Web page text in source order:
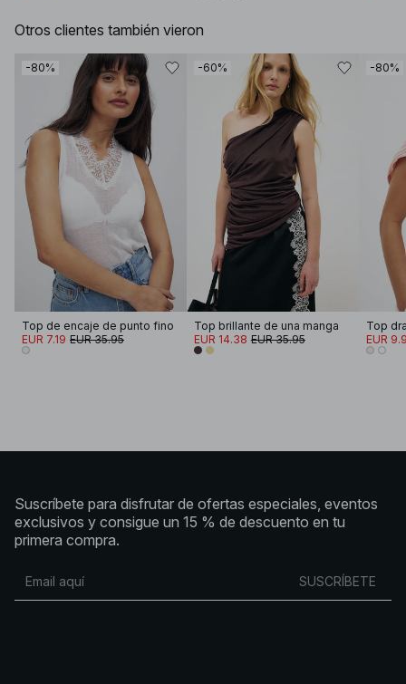
Otros clientes también vieron
-80%
Top de encaje de punto fino
EUR 7.19 EUR 35.95
-60%
Top brillante de una manga
EUR 14.38 EUR 35.95
-80%
Top
EUR
Suscríbete para disfrutar de ofertas especiales, eventos
exclusivos y consigue un 15 % de descuento en tu
primera compra.
SUSCRÍBETE